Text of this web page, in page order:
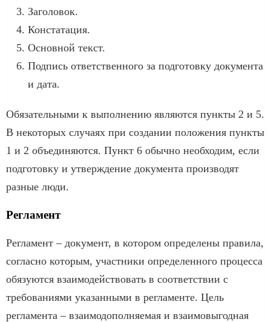
Заголовок.
Констатация.
Основной текст.
Подпись ответственного за подготовку документа
и дата.
Обязательными к выполнению являются пункты 2 и 5.
В некоторых случаях при создании положения пункты
1 и 2 объединяются. Пункт 6 обычно необходим, если
подготовку и утверждение документа производят
разные люди.
Регламент
Регламент – документ, в котором определены правила,
согласно которым, участники определенного процесса
обязуются взаимодействовать в соответствии с
требованиями указанными в регламенте. Цель
регламента – взаимодополняемая и взаимовыгодная